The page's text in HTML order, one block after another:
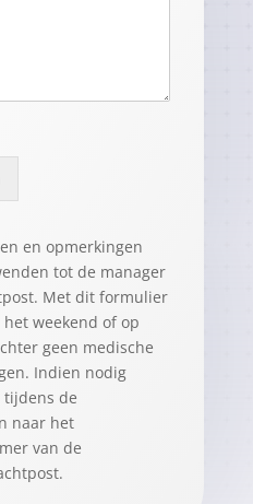
en opmerkingen
tot de manager
Met dit formulier
weekend of op
geen medische
Indien nodig
de
naar het
van de